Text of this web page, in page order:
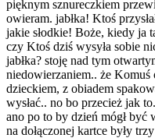
pięknym sznureczkiem
owieram. jabłka! Ktoś
jakie słodkie! Boże, kiedy ja
czy Ktoś dziś wysyła sobie
jabłka? stoję nad tym
niedowierzaniem.. że Komuś
dzieckiem, z obiadem
wysłać.. no bo przecież jak
ano po to by dzień mógł być
na dołączonej kartce były